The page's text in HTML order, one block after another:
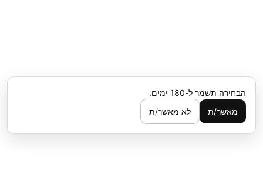
הבחירה תשמר ל-180 ימים.
מאשר/ת
לא מאשר/ת